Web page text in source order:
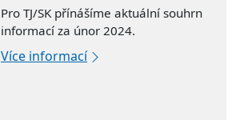
Pro TJ/SK přínášíme aktuální souhrn
informací za únor 2024.
Více informací